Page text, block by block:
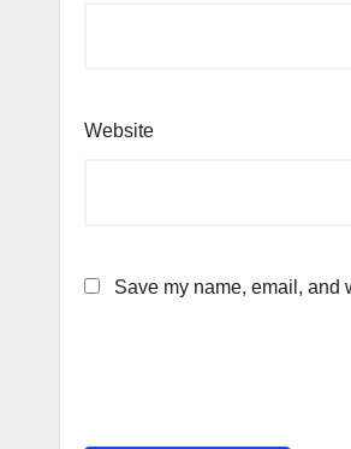
Website
Save my name, email, and